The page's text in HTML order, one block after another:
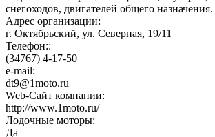
снегоходов, двигателей общего назначения.
Адрес организации:
г. Октябрьский, ул. Северная, 19/11
Телефон::
(34767) 4-17-50
e-mail:
dt9@1moto.ru
Web-Сайт компании:
http://www.1moto.ru/
Лодочные моторы:
Да